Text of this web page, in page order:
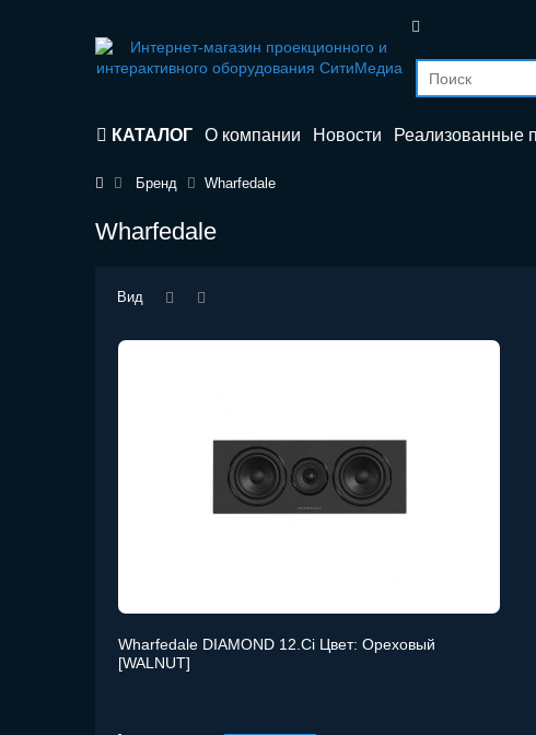
КАТАЛОГ О компании Новости Реализованные
Бренд Wharfedale
Wharfedale
Вид
Wharfedale DIAMOND 12.Ci Цвет: Ореховый
[WALNUT]